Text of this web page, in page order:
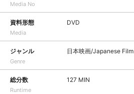
Media No
資料形態
Media
DVD
ジャンル
Genre
日本映画/Japanese Film
総分数
Runtime
127 MIN